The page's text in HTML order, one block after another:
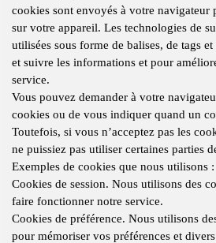
cookies sont envoyés à votre navigateur
sur votre appareil. Les technologies de
utilisées sous forme de balises, de tags
et suivre les informations et pour
service.
Vous pouvez demander à votre
cookies ou de vous indiquer quand un
Toutefois, si vous n’acceptez pas les
ne puissiez pas utiliser certaines parties
Exemples de cookies que nous utilisons :
Cookies de session. Nous utilisons des
faire fonctionner notre service.
Cookies de préférence. Nous utilisons
pour mémoriser vos préférences et